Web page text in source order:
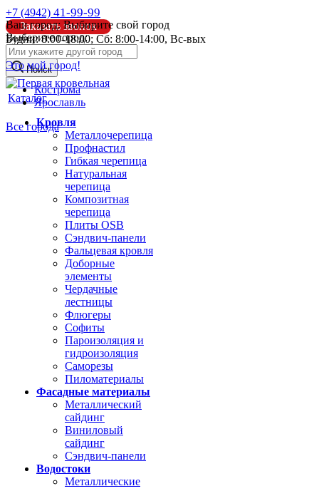
Ваш город: Выбирите свой город
Выберите город:
Это мой город!
Кострома
Ярославль
Все города
+7 (4942) 41-99-99
Заказать звонок
Будни: 8:00-18:00; Сб: 8:00-14:00, Вс-вых
info@pk44.ru
Поиск
Каталог
Кровля
Металлочерепица
Профнастил
Гибкая черепица
Натуральная
черепица
Композитная
черепица
Плиты OSB
Сэндвич-панели
Фальцевая кровля
Доборные
элементы
Чердачные
лестницы
Флюгеры
Софиты
Пароизоляция и
гидроизоляция
Саморезы
Пиломатериалы
Фасадные материалы
Металлический
сайдинг
Виниловый
сайдинг
Сэндвич-панели
Водостоки
Металлические